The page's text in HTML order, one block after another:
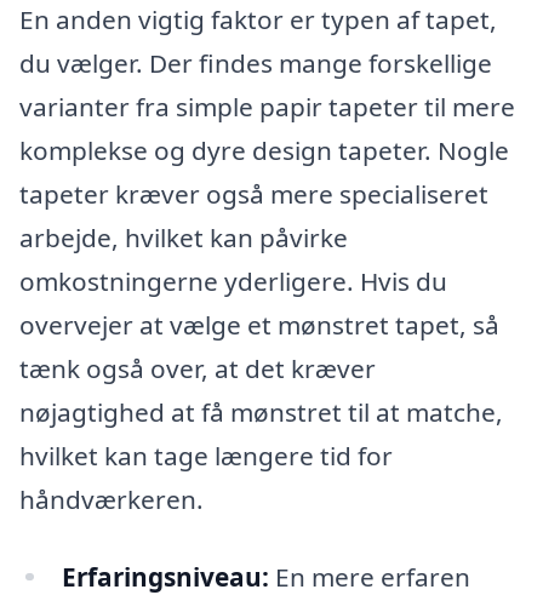
En anden vigtig faktor er typen af tapet,
du vælger. Der findes mange forskellige
varianter fra simple papir tapeter til mere
komplekse og dyre design tapeter. Nogle
tapeter kræver også mere specialiseret
arbejde, hvilket kan påvirke
omkostningerne yderligere. Hvis du
overvejer at vælge et mønstret tapet, så
tænk også over, at det kræver
nøjagtighed at få mønstret til at matche,
hvilket kan tage længere tid for
håndværkeren.
Erfaringsniveau: En mere erfaren